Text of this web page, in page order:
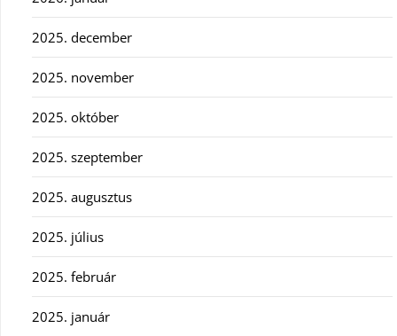
2025. december
2025. november
2025. október
2025. szeptember
2025. augusztus
2025. július
2025. február
2025. január